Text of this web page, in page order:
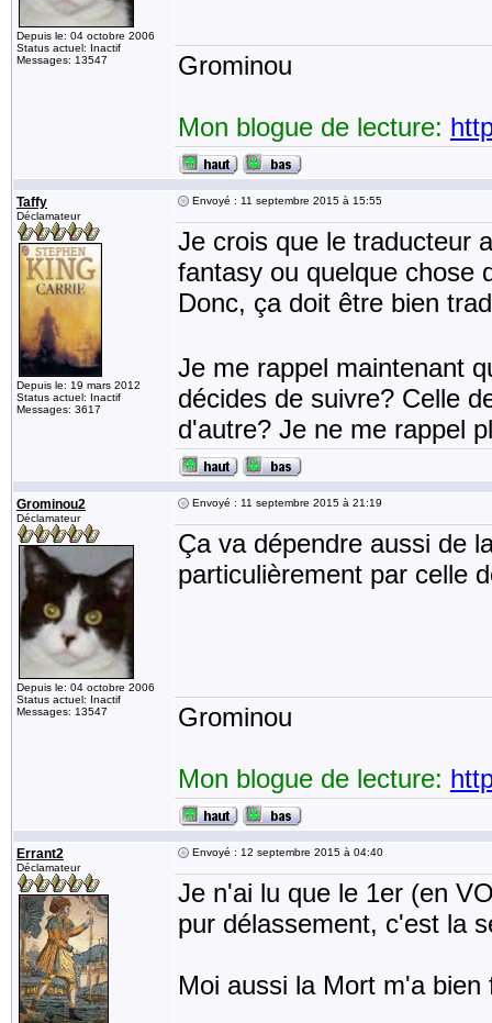
Depuis le: 04 octobre 2006
Status actuel: Inactif
Messages: 13547
Grominou
Mon blogue de lecture:
Taffy
Déclamateur
Depuis le: 19 mars 2012
Status actuel: Inactif
Messages: 3617
Envoyé : 11 septembre 2015 à 15:55
Je crois que le traducteur
fantasy ou quelque chose
Donc, ça doit être bien
Je me rappel maintenant
décides de suivre? Celle
d'autre? Je ne me rappel
Grominou2
Déclamateur
Depuis le: 04 octobre 2006
Status actuel: Inactif
Messages: 13547
Envoyé : 11 septembre 2015 à 21:19
Ça va dépendre aussi de
particulièrement par celle
Grominou
Mon blogue de lecture:
Errant2
Déclamateur
Envoyé : 12 septembre 2015 à 04:40
Je n'ai lu que le 1er (en
pur délassement, c'est la
Moi aussi la Mort m'a bien